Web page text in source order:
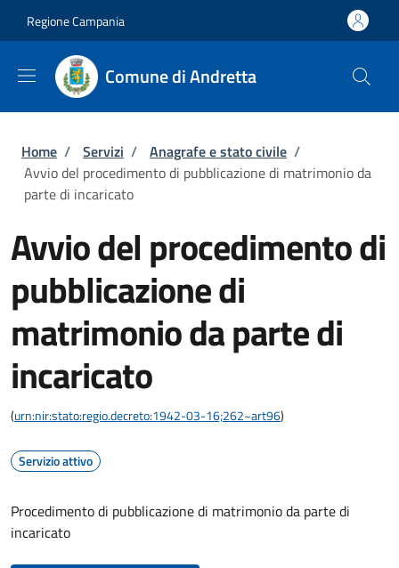
Regione Campania
Comune di Andretta
Briciole di pane
Home / Servizi / Anagrafe e stato civile /
Avvio del procedimento di pubblicazione di matrimonio da
parte di incaricato
Avvio del procedimento di
pubblicazione di
matrimonio da parte di
incaricato
(urn:nir:stato:regio.decreto:1942-03-16;262~art96)
Servizio attivo
Procedimento di pubblicazione di matrimonio da parte di
incaricato